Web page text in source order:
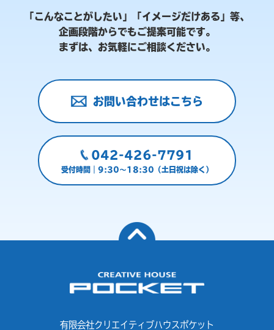
「こんなことがしたい」「イメージだけある」等、
企画段階からでもご提案可能です。
まずは、お気軽にご相談ください。
お問い合わせはこちら
042-426-7791
受付時間｜9:30～18:30（土日祝は除く）
有限会社クリエイティブハウスポケット